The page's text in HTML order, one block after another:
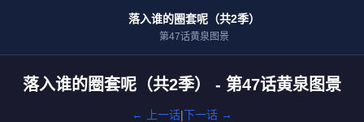
落入谁的圈套呢（共2季）
第47话黄泉图景
落入谁的圈套呢（共2季） - 第47话黄泉图景
← 上一话|下一话 →